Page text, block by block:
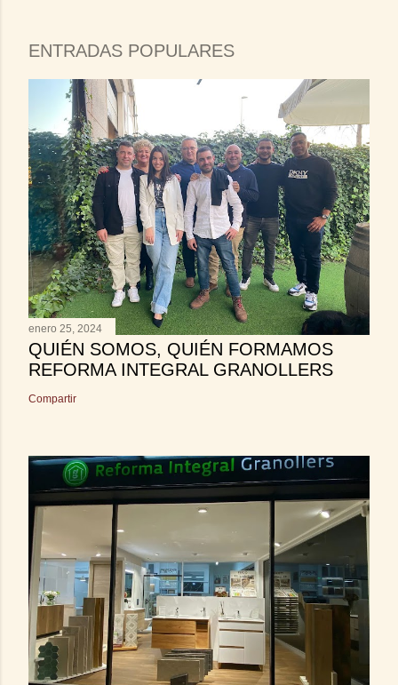
ENTRADAS POPULARES
enero 25, 2024
QUIÉN SOMOS, QUIÉN FORMAMOS
REFORMA INTEGRAL GRANOLLERS
Compartir